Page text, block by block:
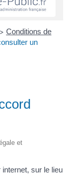
> Conditions de
un
et
internet, sur le lieu